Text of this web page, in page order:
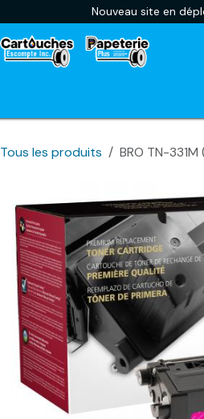
Nouveau site en
Tous les produits BRO TN-331M